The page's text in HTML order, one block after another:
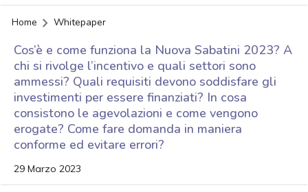
Home Whitepaper
Cos’è e come funziona la Nuova Sabatini 2023? A
chi si rivolge l’incentivo e quali settori sono
ammessi? Quali requisiti devono soddisfare gli
investimenti per essere finanziati? In cosa
consistono le agevolazioni e come vengono
erogate? Come fare domanda in maniera
conforme ed evitare errori?
29 Marzo 2023